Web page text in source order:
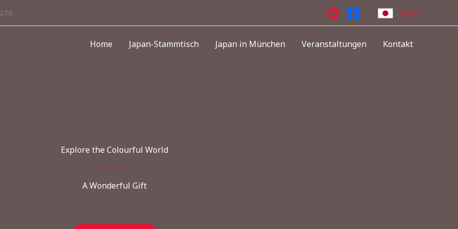
日本語
Home Japan-Stammtisch Japan in München Veranstaltungen Kontakt
Explore the Colourful World
A Wonderful Gift